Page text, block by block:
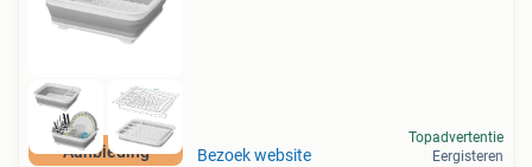
Aanbieding Bezoek website
Topadvertentie
Eergisteren